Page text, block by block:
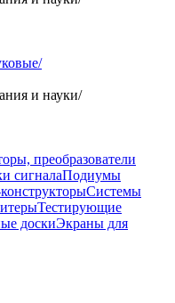
и науки/
преобразователи
сигналаПодиумы
Системы
Тестирующие
доскиЭкраны для